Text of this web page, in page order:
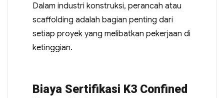
Dalam industri konstruksi, perancah atau
scaffolding adalah bagian penting dari
setiap proyek yang melibatkan pekerjaan di
ketinggian.
Biaya Sertifikasi K3 Confined